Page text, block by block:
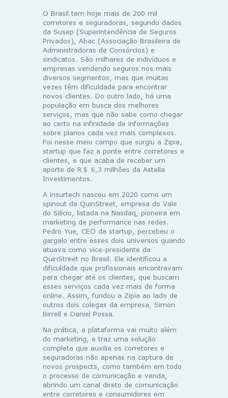
O Brasil tem hoje mais de 200 mil
corretores e seguradoras, segundo dados
da Susep (Superintendência de Seguros
Privados), Abac (Associação Brasileira de
Administradoras de Consórcios) e
sindicatos. São milhares de indivíduos e
empresas vendendo seguros nos mais
diversos segmentos, mas que muitas
vezes têm dificuldade para encontrar
novos clientes. Do outro lado, há uma
população em busca dos melhores
serviços, mas que não sabe como chegar
ao certo na infinidade de informações
sobre planos cada vez mais complexos.
Foi nesse meio campo que surgiu a Zipia,
startup que faz a ponte entre corretores e
clientes, e que acaba de receber um
aporte de R＄ 6,3 milhões da Astella
Investimentos.
A insurtech nasceu em 2020 como um
spinout da QuinStreet, empresa do Vale
do Silício, listada na Nasdaq, pioneira em
marketing de performance nas redes.
Pedro Yue, CEO da startup, percebeu o
gargalo entre esses dois universos quando
atuava como vice-presidente da
QuinStreet no Brasil. Ele identificou a
dificuldade que profissionais encontravam
para chegar até os clientes, que buscam
esses serviços cada vez mais de forma
online. Assim, fundou a Zipia ao lado de
outros dois colegas da empresa, Simon
Birrell e Daniel Possa.
Na prática, a plataforma vai muito além
do marketing, e traz uma solução
completa que auxilia os corretores e
seguradoras não apenas na captura de
novos prospects, como também em todo
o processo de comunicação e venda,
abrindo um canal direto de comunicação
entre corretores e consumidores em